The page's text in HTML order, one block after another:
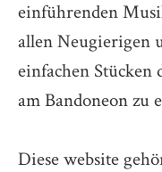
einführenden
allen Neugierigen
einfachen Stücken
am Bandoneon zu
Diese website